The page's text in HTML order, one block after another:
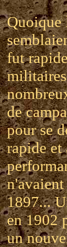
Quoique
fut
de
pour se
rapide et
n'avaient
1897...
en 1902
un